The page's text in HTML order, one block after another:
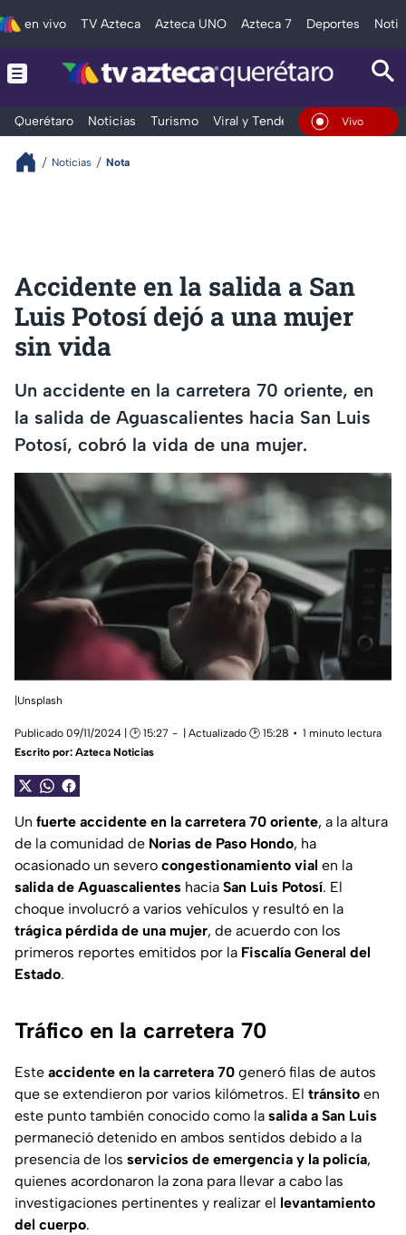
en vivo TV Azteca Azteca UNO Azteca 7 Deportes
Querétaro Noticias Turismo Viral y Tendencia Clima
En Vivo
Noticias Nota
Accidente en la salida a San
Luis Potosí dejó a una mujer
sin vida
Un accidente en la carretera 70 oriente, en
la salida de Aguascalientes hacia San Luis
Potosí, cobró la vida de una mujer.
|Unsplash
Publicado 09/11/2024 | 🕑 15:27 | Actualizado 🕑 15:28
1 minuto lectura
Escrito por: Azteca Noticias
Un fuerte accidente en la carretera 70 oriente, a la altura
de la comunidad de Norias de Paso Hondo, ha
ocasionado un severo congestionamiento vial en la
salida de Aguascalientes hacia San Luis Potosí. El
choque involucró a varios vehículos y resultó en la
trágica pérdida de una mujer, de acuerdo con los
primeros reportes emitidos por la Fiscalía General del
Estado.
Tráfico en la carretera 70
Este accidente en la carretera 70 generó filas de autos
que se extendieron por varios kilómetros. El tránsito en
este punto también conocido como la salida a San Luis
permaneció detenido en ambos sentidos debido a la
presencia de los servicios de emergencia y la policía,
quienes acordonaron la zona para llevar a cabo las
investigaciones pertinentes y realizar el levantamiento
del cuerpo.